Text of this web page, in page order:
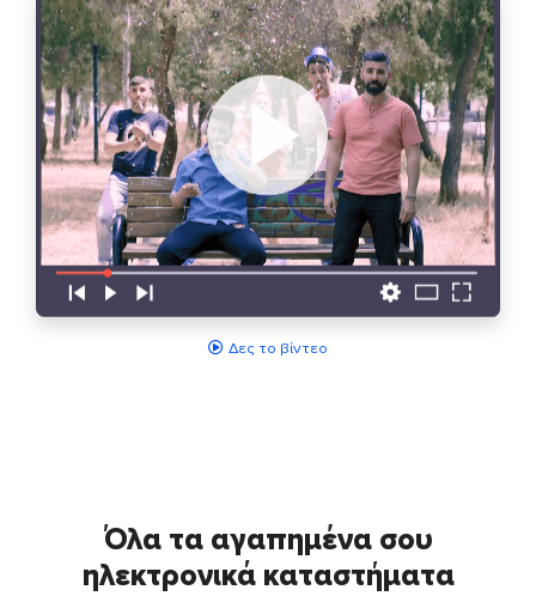
Δες το βίντεο
Όλα τα αγαπημένα σου
ηλεκτρονικά καταστήματα